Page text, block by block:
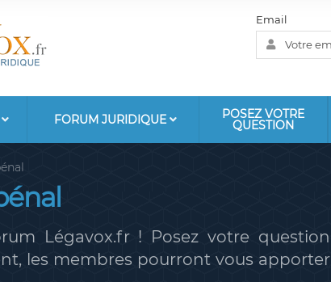
Email
FORUM JURIDIQUE POSEZ VOTRE
QUESTION
Légavox.fr ! Posez votre question
les membres pourront vous apporter